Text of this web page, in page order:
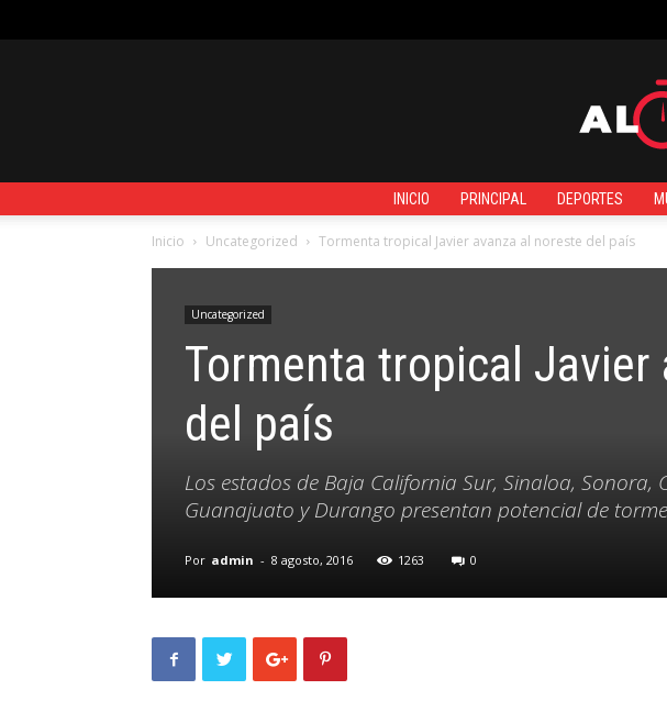
INICIO PRINCIPAL DEPORTES
Inicio Uncategorized Tormenta tropical Javier avanza al noreste del país
Uncategorized
Tormenta tropical Javier
del país
Los estados de Baja California Sur, Sinaloa, Sonora,
Guanajuato y Durango presentan potencial de
Por admin - 8 agosto, 2016 1263 0